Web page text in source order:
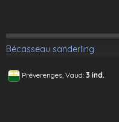
Bécasseau sanderling
Préverenges, Vaud: 3 ind.